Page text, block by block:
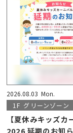
2026.08.03 Mon.
1F グリーンゾーン
【夏休みキッズカ
2026 延期のお知ら